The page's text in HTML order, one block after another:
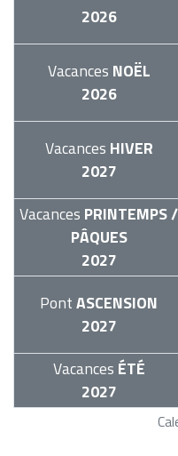
2026
Vacances NOËL
2026
Vacances HIVER
2027
Vacances PRINTEMPS /
PÂQUES
2027
PontASCENSION
2027
Vacances ÉTÉ
2027